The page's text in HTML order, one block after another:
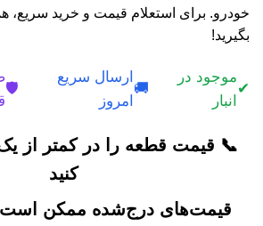
مشتری
خودرو. برای استعلام قیمت و خرید سریع،
بگیرید!
✔
موجود در
انبار
🚚
ارسال سریع
امروز
🛡️
📞 قیمت قطعه را در کمتر از یک
کنید
قیمت‌های درج‌شده ممکن است